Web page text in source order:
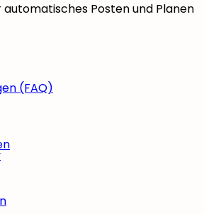
automatisches Posten und Planen
(FAQ)